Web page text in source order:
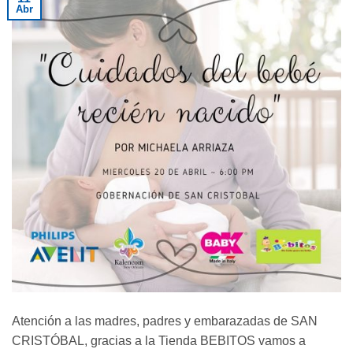
Abr
Atención a las madres, padres y embarazadas de SAN
CRISTÓBAL, gracias a la Tienda BEBITOS vamos a